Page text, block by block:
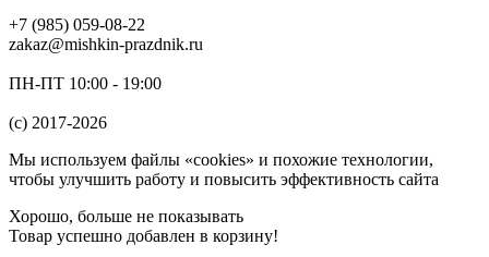
+7 (985) 059-08-22
zakaz@mishkin-prazdnik.ru
ПН-ПТ 10:00 - 19:00
(c) 2017-2026
Мы используем файлы «cookies» и похожие технологии,
чтобы улучшить работу и повысить эффективность сайта
Хорошо, больше не показывать
Товар успешно добавлен в корзину!